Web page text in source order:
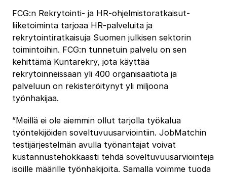
FCG:n Rekrytointi- ja HR-ohjelmistoratkaisut-
liiketoiminta tarjoaa HR-palveluita ja
rekrytointiratkaisuja Suomen julkisen sektorin
toimintoihin. FCG:n tunnetuin palvelu on sen
kehittämä Kuntarekry, jota käyttää
rekrytoinneissaan yli 400 organisaatiota ja
palveluun on rekisteröitynyt yli miljoona
työnhakijaa.
”Meillä ei ole aiemmin ollut tarjolla työkalua
työntekijöiden soveltuvuusarviointiin. JobMatchin
testijärjestelmän avulla työnantajat voivat
kustannustehokkaasti tehdä soveltuvuusarviointeja
isoille määrille työnhakijoita. Samalla voimme tuoda